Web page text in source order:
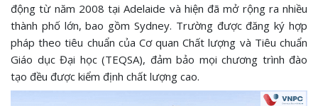
động từ năm 2008 tại Adelaide và hiện đã mở rộng ra nhiều
thành phố lớn, bao gồm Sydney. Trường được đăng ký hợp
pháp theo tiêu chuẩn của Cơ quan Chất lượng và Tiêu chuẩn
Giáo dục Đại học (TEQSA), đảm bảo mọi chương trình đào
tạo đều được kiểm định chất lượng cao.